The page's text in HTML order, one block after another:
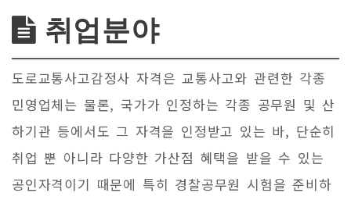
취업분야
도로교통사고감정사 자격은 교통사고와 관련한 각종
민영업체는 물론, 국가가 인정하는 각종 공무원 및 산
하기관 등에서도 그 자격을 인정받고 있는 바, 단순히
취업 뿐 아니라 다양한 가산점 혜택을 받을 수 있는
공인자격이기 때문에 특히 경찰공무원 시험을 준비하